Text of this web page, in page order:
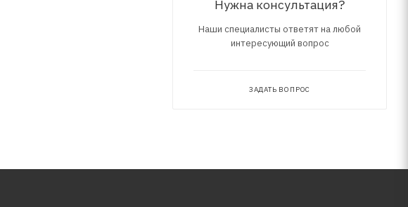
Нужна консультация?
Наши специалисты ответят на любой
интересующий вопрос
ЗАДАТЬ ВОПРОС